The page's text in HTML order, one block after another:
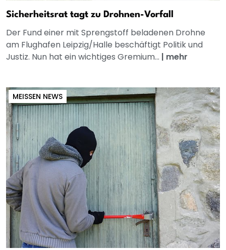
Sicherheitsrat tagt zu Drohnen-Vorfall
Der Fund einer mit Sprengstoff beladenen Drohne
am Flughafen Leipzig/Halle beschäftigt Politik und
Justiz. Nun hat ein wichtiges Gremium... | mehr
MEISSEN NEWS